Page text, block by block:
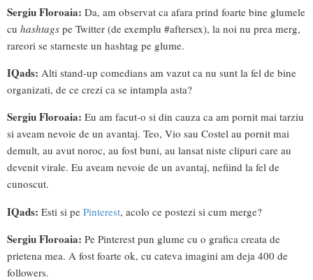
Sergiu Floroaia: Da, am observat ca afara prind foarte bine glumele
cu hashtags pe Twitter (de exemplu #aftersex), la noi nu prea merg,
rareori se starneste un hashtag pe glume.
IQads: Alti stand-up comedians am vazut ca nu sunt la fel de bine
organizati, de ce crezi ca se intampla asta?
Sergiu Floroaia: Eu am facut-o si din cauza ca am pornit mai tarziu
si aveam nevoie de un avantaj. Teo, Vio sau Costel au pornit mai
demult, au avut noroc, au fost buni, au lansat niste clipuri care au
devenit virale. Eu aveam nevoie de un avantaj, nefiind la fel de
cunoscut.
IQads: Esti si pe Pinterest, acolo ce postezi si cum merge?
Sergiu Floroaia: Pe Pinterest pun glume cu o grafica creata de
prietena mea. A fost foarte ok, cu cateva imagini am deja 400 de
followers.